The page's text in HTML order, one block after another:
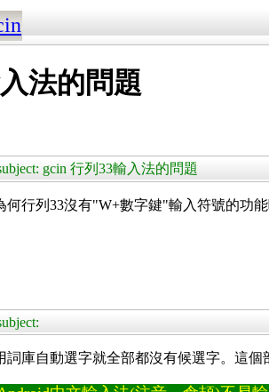
法的問題
gcin 行列33輸入法的問題
何行列33沒有"W+數字鍵"輸入符號的功
詞庫自動選字就全部都沒有候選字。這個